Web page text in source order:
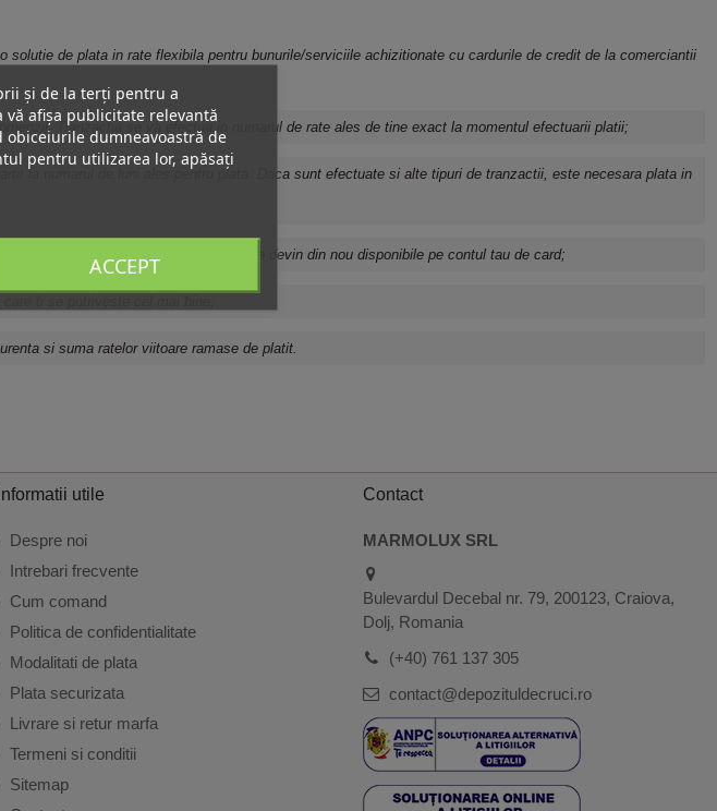
și de la terți pentru a
afișa publicitate relevantă
dumneavoastră de
pentru utilizarea lor, apăsați
ACCEPT
de plata in rate flexibila pentru bunurile/serviciile achizitionate cu cardurile de credit de lacomerciantii
Tranzactia se va efectua in numarul de rate ales de tine exact la momentul efectuarii platii;
la numarul de luni ales pentru plata. Daca sunt efectuate si alte tipuri de tranzactii, este necesara plata in
ratele lunare, sumele rambursate devin din nou disponibile pe contul tau de card;
ti se potriveste cel mai bine;
si suma ratelor viitoare ramase de platit.
Informatii utile
Despre noi
Intrebari frecvente
Cum comand
Politica de confidentialitate
Modalitati de plata
Plata securizata
Livrare si retur marfa
Termeni si conditii
Sitemap
Contact
MARMOLUX SRL
Bulevardul Decebal nr. 79, 200123, Craiova,
Dolj, Romania
(+40) 761 137 305
contact@depozituldecruci.ro